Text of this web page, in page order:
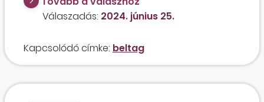
nem működik közre a társaságban, és eddig
rendelkezett főfoglalkozású munkaviszonnyal,
Válaszadás: 2024. június 25.
Kapcsolódó címke: beltag